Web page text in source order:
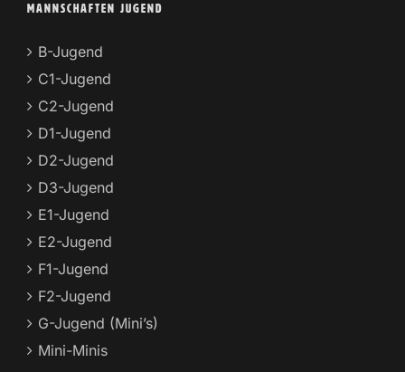
MANNSCHAFTEN JUGEND
B-Jugend
C1-Jugend
C2-Jugend
D1-Jugend
D2-Jugend
D3-Jugend
E1-Jugend
E2-Jugend
F1-Jugend
F2-Jugend
G-Jugend (Mini’s)
Mini-Minis